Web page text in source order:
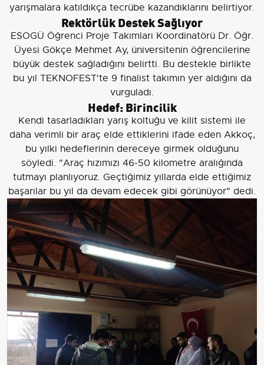
yarışmalara katıldıkça tecrübe kazandıklarını belirtiyor.
Rektörlük Destek Sağlıyor
ESOGÜ Öğrenci Proje Takımları Koordinatörü Dr. Öğr.
Üyesi Gökçe Mehmet Ay, üniversitenin öğrencilerine
büyük destek sağladığını belirtti. Bu destekle birlikte
bu yıl TEKNOFEST'te 9 finalist takımın yer aldığını da
vurguladı.
Hedef: Birincilik
Kendi tasarladıkları yarış koltuğu ve kilit sistemi ile
daha verimli bir araç elde ettiklerini ifade eden Akkoç,
bu yılki hedeflerinin dereceye girmek olduğunu
söyledi. "Araç hızımızı 46-50 kilometre aralığında
tutmayı planlıyoruz. Geçtiğimiz yıllarda elde ettiğimiz
başarılar bu yıl da devam edecek gibi görünüyor" dedi.